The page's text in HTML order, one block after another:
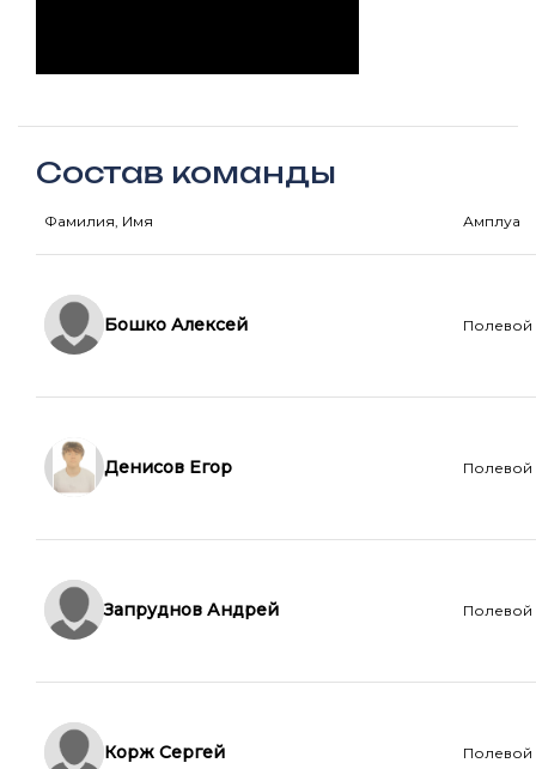
Состав команды
Фамилия, Имя Амплуа
Бошко Алексей Полевой
Денисов Егор Полевой
Запруднов Андрей Полевой
Корж Сергей Полевой